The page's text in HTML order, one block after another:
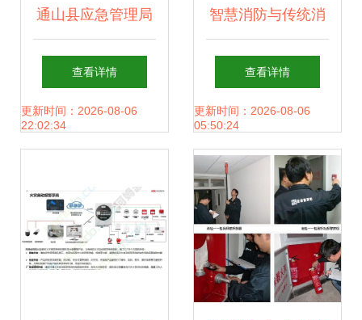
通山县应急管理局
赴通城县考察“智慧
消防”项目及消防系
查看详情
更新时间：2026-08-06
22:02:34
智慧消防与传统消
防的区别与优势 消
防系统研发的全新
路径
查看详情
更新时间：2026-08-06
05:50:24